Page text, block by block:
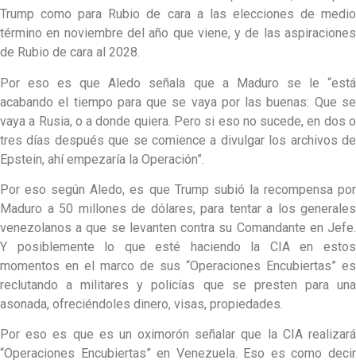
Trump como para Rubio de cara a las elecciones de medio
término en noviembre del año que viene, y de las aspiraciones
de Rubio de cara al 2028.
Por eso es que Aledo señala que a Maduro se le “está
acabando el tiempo para que se vaya por las buenas: Que se
vaya a Rusia, o a donde quiera. Pero si eso no sucede, en dos o
tres días después que se comience a divulgar los archivos de
Epstein, ahí empezaría la Operación”.
Por eso según Aledo, es que Trump subió la recompensa por
Maduro a 50 millones de dólares, para tentar a los generales
venezolanos a que se levanten contra su Comandante en Jefe.
Y posiblemente lo que esté haciendo la CIA en estos
momentos en el marco de sus “Operaciones Encubiertas” es
reclutando a militares y policías que se presten para una
asonada, ofreciéndoles dinero, visas, propiedades.
Por eso es que es un oximorón señalar que la CIA realizará
“Operaciones Encubiertas” en Venezuela. Eso es como decir